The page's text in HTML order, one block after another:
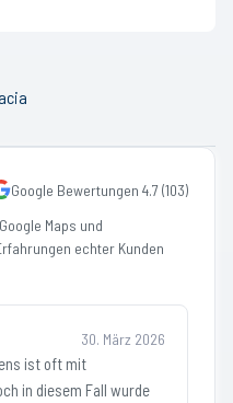
Google Bewertungen 4.7(103)
Maps und
echter Kunden
30. März 2026
ist oft mit
in diesem Fall wurde